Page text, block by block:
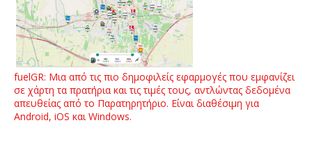
fuelGR: Μια από τις πιο δημοφιλείς εφαρμογές που εμφανίζει
σε χάρτη τα πρατήρια και τις τιμές τους, αντλώντας δεδομένα
απευθείας από το Παρατηρητήριο. Είναι διαθέσιμη για
Android, iOS και Windows.